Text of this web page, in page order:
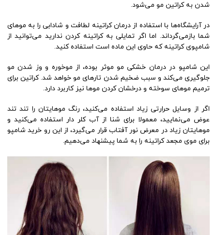
شدن به کراتین مو می‌شود.
در آرایشگاه‌ها با استفاده از درمان کراتینه لطافت و شادابی را به موهای
شما بازمی‌گرداند. اما اگر تمایلی به کراتینه کردن ندارید می‌توانید از
شامپوی کراتینه که حاوی این ماده است استفاده کنید.
این شامپو در درمان خشکی مو موثر بوده، از موخوره و وز شدن مو
جلوگیری می‌کند و سبب ضخیم شدن تارهای مو خواهد شد. کراتین برای
ترمیم موهای سوخته و درخشان کردن موها نیز کاربرد دارد.
اگر از وسایل حرارتی زیاد استفاده می‌کنید، رنگ موهایتان را تند تند
عوض می‌نمایید، معمولا برای شنا از آب کلر دار استفاده می‌کنید و
موهایتان زیاد در معرض نور آفتاب قرار می‌گیرد، از این رو خرید شامپو
برای موی مجعد کراتینه را به شما پیشنهاد می‌دهیم.